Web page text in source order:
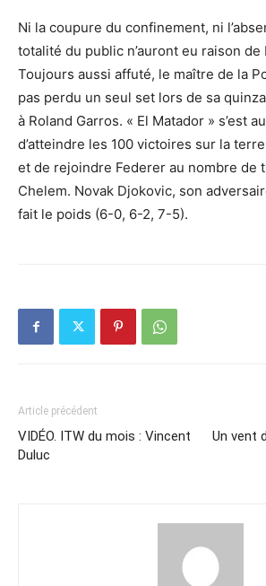
Ni la coupure du confinement, ni
totalité du public n’auront eu raison de
Toujours aussi affuté, le maître de la
pas perdu un seul set lors de sa
à Roland Garros. « El Matador » s’est
d’atteindre les 100 victoires sur la
et de rejoindre Federer au nombre de
Chelem. Novak Djokovic, son
fait le poids (6-0, 6-2, 7-5).
Article précédent
VIDÉO. ITW du mois : Vincent
Duluc
Un vent